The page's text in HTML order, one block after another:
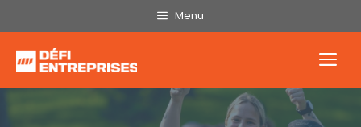
au
contenu
Menu